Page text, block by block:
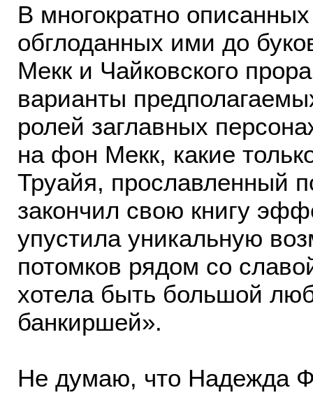
В многократно
обглоданных ими до
Мекк и Чайковского
варианты
ролей заглавных
на фон Мекк, какие
Труайя, прославленный
закончил свою книгу
упустила уникальную
потомков рядом со
хотела быть большой
банкиршей».
Не думаю, что Надежда